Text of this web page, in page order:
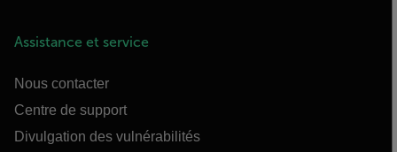
Assistance et service
Nous contacter
Centre de support
Divulgation des vulnérabilités